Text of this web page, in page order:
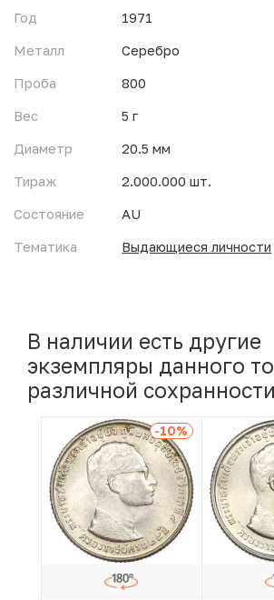
Год
1971
Металл
Серебро
Проба
800
Вес
5 г
Диаметр
20.5 мм
Тираж
2.000.000 шт.
Состояние
AU
Тематика
Выдающиеся личности
В наличии есть другие
экземпляры данного
различной сохранности
-10%